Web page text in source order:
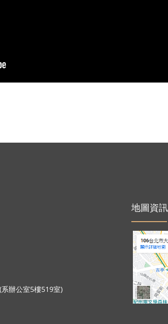
辦公室5樓519室)
地圖資訊